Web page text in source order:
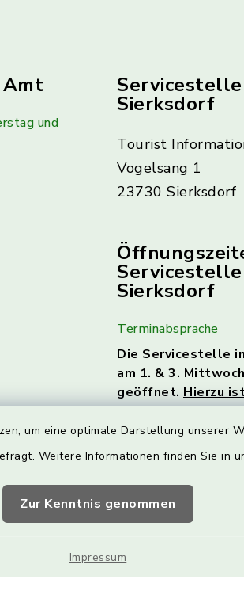
um eine optimale Darstellung unserer
Weitere Informationen finden Sie in
Zur Kenntnis genommen
Impressum
und
Servicestelle
Sierksdorf
Tourist
Vogelsang 1
23730 Sierksdorf
Servicestelle
Sierksdorf
Terminabsprache
Die Servicestelle
am 1. & 3.
geöffnet. Hierzu
Terminabsprache
Nächste Termine:
04.03.2026
18.03.2026